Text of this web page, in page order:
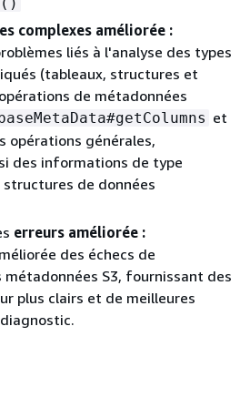
complexes améliorée :
liés à l'analyse des types
(tableaux, structures et
de métadonnées
et
opérations générales,
des informations de type
structures de données
erreurs améliorée :
des échecs de
métadonnées S3, fournissant des
plus clairs et de meilleures